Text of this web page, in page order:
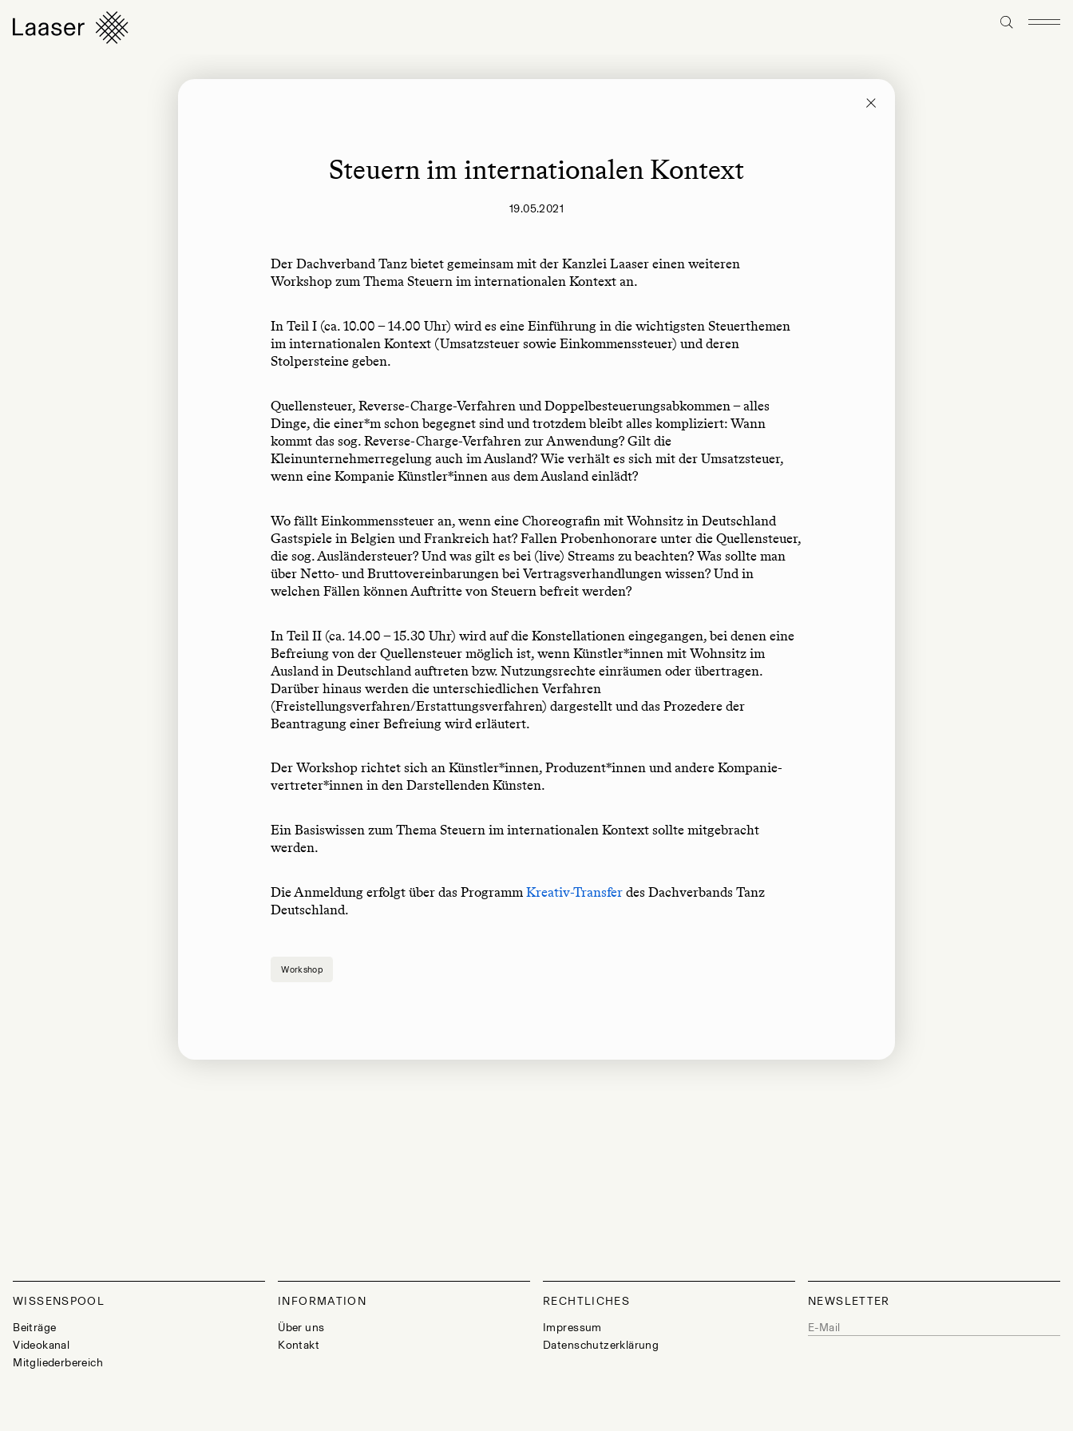
Steuern im internationalen Kontext
19.05.2021
Der Dachverband Tanz bietet gemeinsam mit der Kanzlei Laaser einen weiteren
Workshop zum Thema Steuern im internationalen Kontext an.
In Teil I (ca. 10.00 – 14.00 Uhr) wird es eine Einführung in die wichtigsten Steuerthemen
im internationalen Kontext (Umsatzsteuer sowie Einkommenssteuer) und deren
Stolpersteine geben.
Quellensteuer, Reverse-Charge-Verfahren und Doppelbesteuerungsabkommen – alles
Dinge, die einer*m schon begegnet sind und trotzdem bleibt alles kompliziert: Wann
kommt das sog. Reverse-Charge-Verfahren zur Anwendung? Gilt die
Kleinunternehmerregelung auch im Ausland? Wie verhält es sich mit der Umsatzsteuer,
wenn eine Kompanie Künstler*innen aus dem Ausland einlädt?
Wo fällt Einkommenssteuer an, wenn eine Choreografin mit Wohnsitz in Deutschland
Gastspiele in Belgien und Frankreich hat? Fallen Probenhonorare unter die Quellensteuer,
die sog. Ausländersteuer? Und was gilt es bei (live) Streams zu beachten? Was sollte man
über Netto- und Bruttovereinbarungen bei Vertragsverhandlungen wissen? Und in
welchen Fällen können Auftritte von Steuern befreit werden?
In Teil II (ca. 14.00 – 15.30 Uhr) wird auf die Konstellationen eingegangen, bei denen eine
Befreiung von der Quellensteuer möglich ist, wenn Künstler*innen mit Wohnsitz im
Ausland in Deutschland auftreten bzw. Nutzungsrechte einräumen oder übertragen.
Darüber hinaus werden die unterschiedlichen Verfahren
(Freistellungsverfahren/Erstattungsverfahren) dargestellt und das Prozedere der
Beantragung einer Befreiung wird erläutert.
Der Workshop richtet sich an Künstler*innen, Produzent*innen und andere Kompanie-
vertreter*innen in den Darstellenden Künsten.
Ein Basiswissen zum Thema Steuern im internationalen Kontext sollte mitgebracht
werden.
Die Anmeldung erfolgt über das ProgrammKreativ-Transferdes Dachverbands Tanz
Deutschland.
Workshop
WISSENSPOOL
Beiträge
Videokanal
Mitgliederbereich
INFORMATION
Über uns
Kontakt
RECHTLICHES
Impressum
Datenschutzerklärung
NEWSLETTER